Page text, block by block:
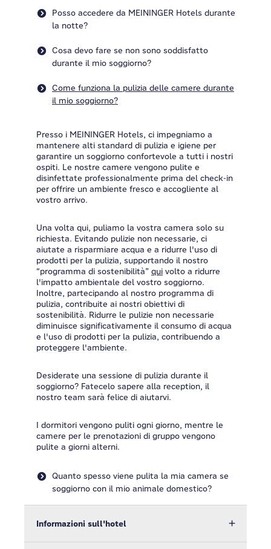
Posso accedere da MEININGER Hotels durante
la notte?
Cosa devo fare se non sono soddisfatto
durante il mio soggiorno?
Come funziona la pulizia delle camere durante
il mio soggiorno?
Presso i MEININGER Hotels, ci impegniamo a
mantenere alti standard di pulizia e igiene per
garantire un soggiorno confortevole a tutti i nostri
ospiti. Le nostre camere vengono pulite e
disinfettate professionalmente prima del check-in
per offrire un ambiente fresco e accogliente al
vostro arrivo.
Una volta qui, puliamo la vostra camera solo su
richiesta. Evitando pulizie non necessarie, ci
aiutate a risparmiare acqua e a ridurre l'uso di
prodotti per la pulizia, supportando il nostro
“programma di sostenibilità” qui volto a ridurre
l'impatto ambientale del vostro soggiorno.
Inoltre, partecipando al nostro programma di
pulizia, contribuite ai nostri obiettivi di
sostenibilità. Ridurre le pulizie non necessarie
diminuisce significativamente il consumo di acqua
e l'uso di prodotti per la pulizia, contribuendo a
proteggere l'ambiente.
Desiderate una sessione di pulizia durante il
soggiorno? Fatecelo sapere alla reception, il
nostro team sarà felice di aiutarvi.
I dormitori vengono puliti ogni giorno, mentre le
camere per le prenotazioni di gruppo vengono
pulite a giorni alterni.
Quanto spesso viene pulita la mia camera se
soggiorno con il mio animale domestico?
Informazioni sull'hotel